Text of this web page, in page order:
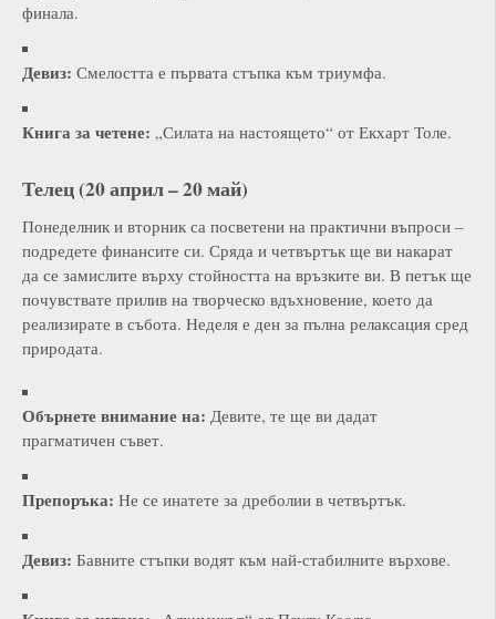
финала.
Девиз: Смелостта е първата стъпка към триумфа.
Книга за четене: „Силата на настоящето“ от Екхарт Толе.
Телец (20 април – 20 май)
Понеделник и вторник са посветени на практични въпроси –
подредете финансите си. Сряда и четвъртък ще ви накарат
да се замислите върху стойността на връзките ви. В петък ще
почувствате прилив на творческо вдъхновение, което да
реализирате в събота. Неделя е ден за пълна релаксация сред
природата.
Обърнете внимание на: Девите, те ще ви дадат
прагматичен съвет.
Препоръка: Не се инатете за дреболии в четвъртък.
Девиз: Бавните стъпки водят към най-стабилните върхове.